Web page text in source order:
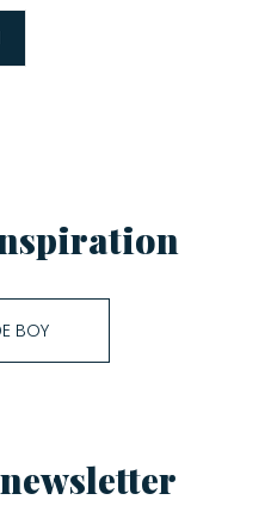
BOY